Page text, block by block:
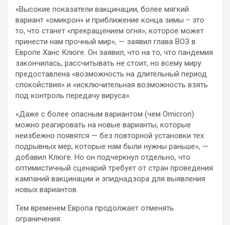
«Высокие показатели вакцинации, более мягкий
вариант «омикрон» и приближение конца зимы – это
то, что станет «прекращением огня», которое может
принести нам прочный мир», — заявил глава ВОЗ в
Европе Ханс Клюге. Он заявил, что на то, что пандемия
закончилась, рассчитывать не стоит, но всему миру
предоставлена «возможность на длительный период
спокойствия» и «исключительная возможность взять
под контроль передачу вируса».
«Даже с более опасным вариантом (чем Omicron)
можно реагировать на новые варианты, которые
неизбежно появятся — без повторной установки тех
подрывных мер, которые нам были нужны раньше», —
добавил Клюге. Но он подчеркнул отдельно, что
оптимистичный сценарий требует от стран проведения
кампаний вакцинации и эпиднадзора для выявления
новых вариантов.
Тем временем Европа продолжает отменять
ограничения: